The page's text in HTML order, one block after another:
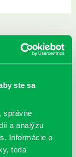
ste sa
správne
a analýzu
Informácie o
teda